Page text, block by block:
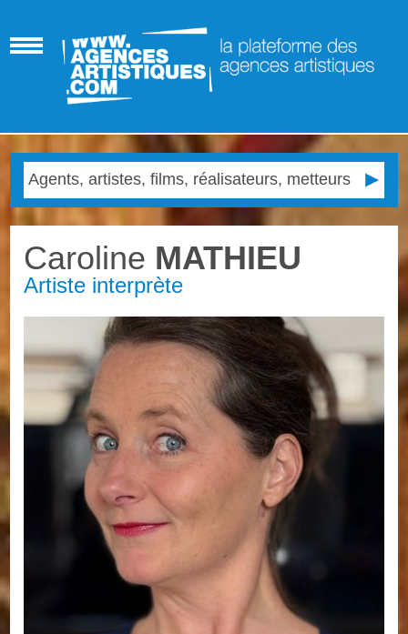
Caroline MATHIEU
Artiste interprète